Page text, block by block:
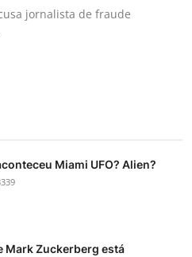
jornalista de fraude
Miami UFO? Alien?
Mark Zuckerberg está